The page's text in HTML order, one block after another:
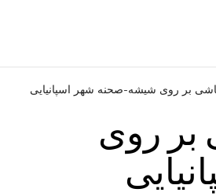
بر روی شیشه-صحنه شهر اسپانیایی
روی